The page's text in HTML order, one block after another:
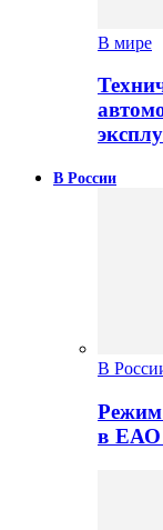
В мире
В России
В
Режим
в ЕАО